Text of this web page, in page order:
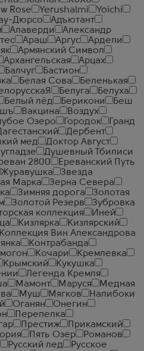
Rose Yerushalmi
Yoichi
Дюрсо
Адъютант
Алаверди
Александр
Араш Аргус
Ардели
Армянский Символ
Архангельская
Арцах
Балчуг
Бастион
Белая Сова
Беленькая
Белуга
Белуха
Белый лёд Берикони
Беш
Вакцина
Воздух
Озеро Городок
Гранд
Дербент
мед
Доктор Август
Душевный Тбилиси
2800
Ереванский Путь
Журавушка
Звезда
Марка
Зерна Севера
Зимняя дорога
Золотая
Золотой Резерв
Зубровка
коллекция
Иней
Кизлярка
Кизлярский
Коллекция Вин Александрова
Контрабанда
Кочари
Кремлевка
Крымский
Кукушка
Легенда Кремля
Мамонт Маруся
Медная
Муш Мягков
Налибоки
Оганян
Онегин
Перепелка
Престиж
Прикамский
Пять Озер
Романов
Русский лед
Русское